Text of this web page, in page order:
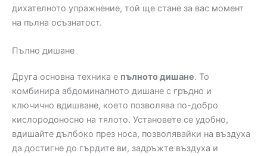
дихателното упражнение, той ще стане за вас момент
на пълна осъзнатост.
Пълно дишане
Друга основна техника е пълното дишане. То
комбинира абдоминалното дишане с гръдно и
ключично вдишване, което позволява по-добро
кислородоносно на тялото. Установете се удобно,
вдишайте дълбоко през носа, позволявайки на въздуха
да достигне до гърдите ви, задръжте въздуха и